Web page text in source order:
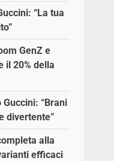
“La tua
GenZ e
il 20% della
“Brani
divertente”
alla
efficaci